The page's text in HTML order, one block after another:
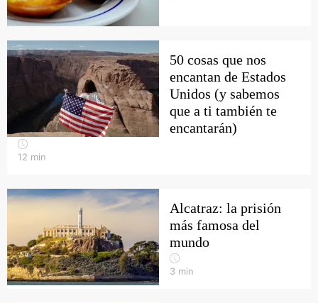
50 cosas que nos
encantan de Estados
Unidos (y sabemos
que a ti también te
encantarán)
12 min
Alcatraz: la prisión
más famosa del
mundo
3 min